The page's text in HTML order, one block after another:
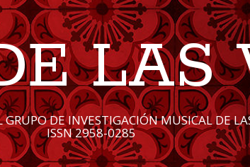
LAS
DE INVESTIGACIÓN MUSICAL DE